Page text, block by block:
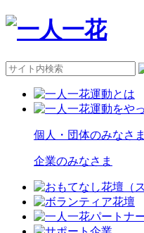
個人・団体のみなさま
企業のみなさま